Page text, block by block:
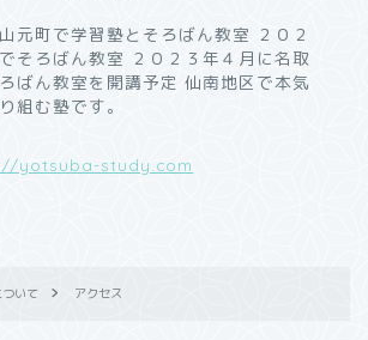
元町で学習塾とそろばん教室 ２０２
そろばん教室 ２０２３年４月に名取
ばん教室を開講予定 仙南地区で本気
組む塾です。
yotsuba-study.com
いて アクセス